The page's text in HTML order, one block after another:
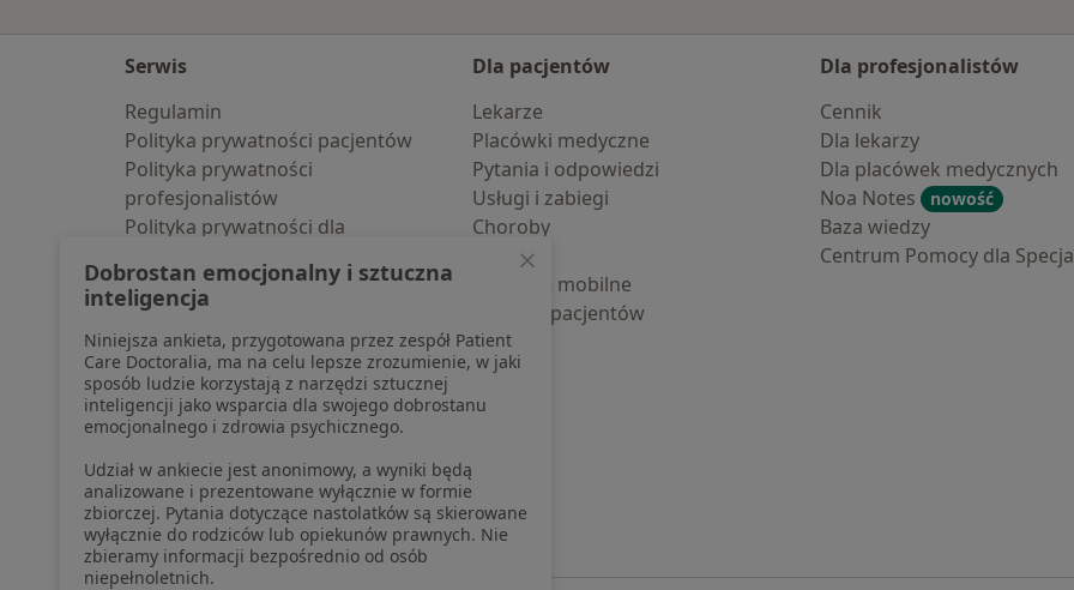
Serwis
Regulamin
Polityka prywatności pacjentów
Polityka prywatności
profesjonalistów
Polityka prywatności dla
pozyskaliśmy samodzielnie
Polityka cookies
Jak działają wyniki wyszukiwania
Dostępność
O nas
Praca Rekrutujemy!
Partnerzy
Centrum prasowe
Kontakt
Dla pacjentów
Lekarze
Placówki medyczne
Pytania i odpowiedzi
Usługi i zabiegi
Choroby
Pomoc
Aplikacje mobilne
Blog dla pacjentów
Dla profesjonalistów
Cennik
Dla lekarzy
Dla placówek medycznych
Noa Notes
nowość
Baza wiedzy
Centrum Pomocy dla
Dobrostan emocjonalny i sztuczna
inteligencja
Niniejsza ankieta, przygotowana przez zespół Patient
Care Doctoralia, ma na celu lepsze zrozumienie, w jaki
sposób ludzie korzystają z narzędzi sztucznej
inteligencji jako wsparcia dla swojego dobrostanu
emocjonalnego i zdrowia psychicznego.
Udział w ankiecie jest anonimowy, a wyniki będą
analizowane i prezentowane wyłącznie w formie
zbiorczej. Pytania dotyczące nastolatków są skierowane
wyłącznie do rodziców lub opiekunów prawnych. Nie
zbieramy informacji bezpośrednio od osób
niepełnoletnich.